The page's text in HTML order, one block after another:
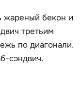
жареный бекон и
третьим
по диагонали.
сэндвич.